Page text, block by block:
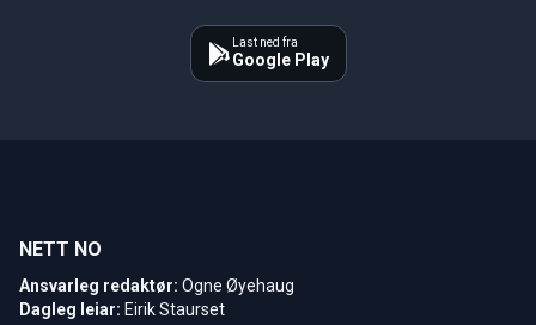
Last ned fra
Google Play
NETT NO
Ansvarleg redaktør: Ogne Øyehaug
Dagleg leiar: Eirik Staurset